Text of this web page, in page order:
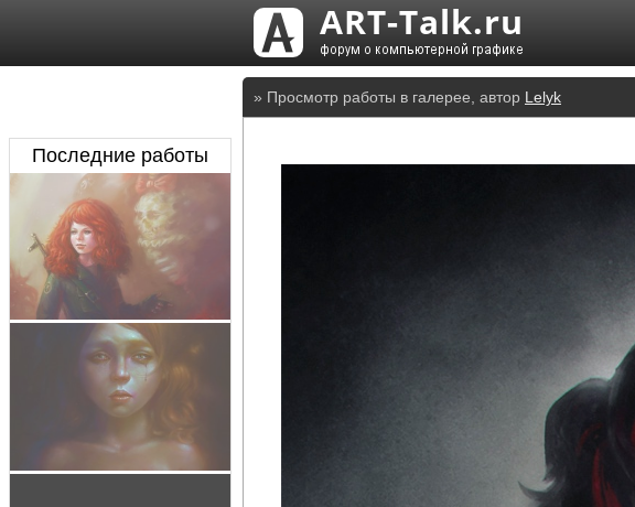
» Просмотр работы в галерее, автор Lelyk
Последние работы